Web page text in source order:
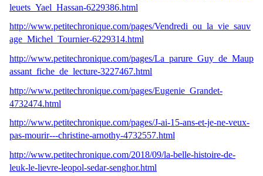
leuets_Yael_Hassan-6229386.html
http://www.petitechronique.com/pages/Vendredi_ou_la_vie_sauv
age_Michel_Tournier-6229314.html
http://www.petitechronique.com/pages/La_parure_Guy_de_Maup
assant_fiche_de_lecture-3227467.html
http://www.petitechronique.com/pages/Eugenie_Grandet-
4732474.html
http://www.petitechronique.com/pages/J-ai-15-ans-et-je-ne-veux-
pas-mourir---christine-arnothy-4732557.html
http://www.petitechronique.com/2018/09/la-belle-histoire-de-
leuk-le-lievre-leopol-sedar-senghor.html